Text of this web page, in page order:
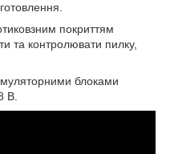
покриттям
та контролювати пилку,
блоками
В.